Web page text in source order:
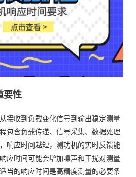
要性
接收到负载变化信号到输出稳定测量
包含负载传递、信号采集、数据处理
响应时间越短，测功机的实时反馈能
应时间可能会增加噪声和干扰对测量
当的响应时间是高精度测量的必要条